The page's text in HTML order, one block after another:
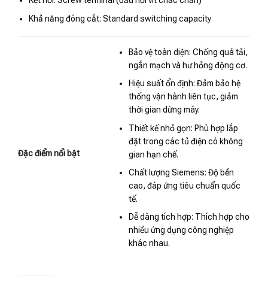
Khả năng đóng cắt: Standard switching capacity
Đặc điểm nổi bật
Bảo vệ toàn diện: Chống quá tải,
ngắn mạch và hư hỏng động cơ.
Hiệu suất ổn định: Đảm bảo hệ
thống vận hành liên tục, giảm
thời gian dừng máy.
Thiết kế nhỏ gọn: Phù hợp lắp
đặt trong các tủ điện có không
gian hạn chế.
Chất lượng Siemens: Độ bền
cao, đáp ứng tiêu chuẩn quốc
tế.
Dễ dàng tích hợp: Thích hợp cho
nhiều ứng dụng công nghiệp
khác nhau.